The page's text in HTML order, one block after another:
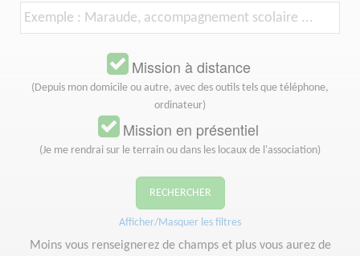
Mission à distance
(Depuis mon domicile ou autre, avec des outils tels que téléphone,
ordinateur)
Mission en présentiel
(Je me rendrai sur le terrain ou dans les locaux de l'association)
RECHERCHER
Afficher/Masquer les filtres
Moins vous renseignerez de champs et plus vous aurez de